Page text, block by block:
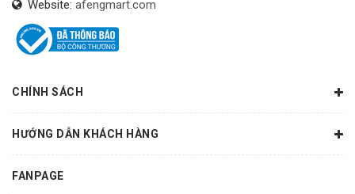
Website: afengmart.com
CHÍNH SÁCH
HƯỚNG DẪN KHÁCH HÀNG
FANPAGE